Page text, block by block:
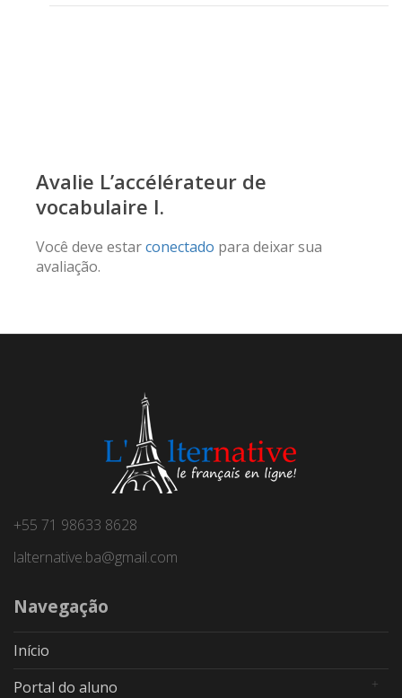
Avalie L’accélérateur de
vocabulaire I.
Você deve estarconectado para deixar sua
avaliação.
+55 71 98633 8628
lalternative.ba@gmail.com
Navegação
Início
Portal do aluno